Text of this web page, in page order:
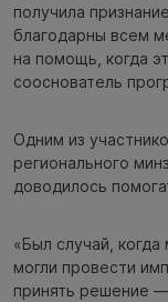
получила
благодарны всем
на помощь, когда
сооснователь
Одним из
регионального
доводилось
«Был случай,
могли провести
принять решение